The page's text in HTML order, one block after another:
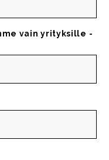
vain yrityksille -